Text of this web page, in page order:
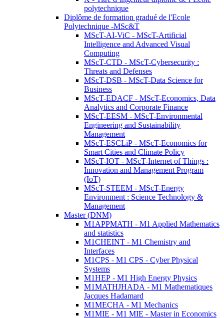
polytechnique
Diplôme de formation gradué de l'Ecole
Polytechnique -MSc&T
MScT-AI-ViC - MScT-Artificial
Intelligence and Advanced Visual
Computing
MScT-CTD - MScT-Cybersecurity :
Threats and Defenses
MScT-DSB - MScT-Data Science for
Business
MScT-EDACF - MScT-Economics, Data
Analytics and Corporate Finance
MScT-EESM - MScT-Environmental
Engineering and Sustainability
Management
MScT-ESCLiP - MScT-Economics for
Smart Cities and Climate Policy
MScT-IOT - MScT-Internet of Things :
Innovation and Management Program
(IoT)
MScT-STEEM - MScT-Energy
Environment : Science Technology &
Management
Master (DNM)
M1APPMATH - M1 Applied Mathematics
and statistics
M1CHEINT - M1 Chemistry and
Interfaces
M1CPS - M1 CPS - Cyber Physical
Systems
M1HEP - M1 High Energy Physics
M1MATHJHADA - M1 Mathematiques
Jacques Hadamard
M1MECHA - M1 Mechanics
M1MIE - M1 MIE - Master in Economics